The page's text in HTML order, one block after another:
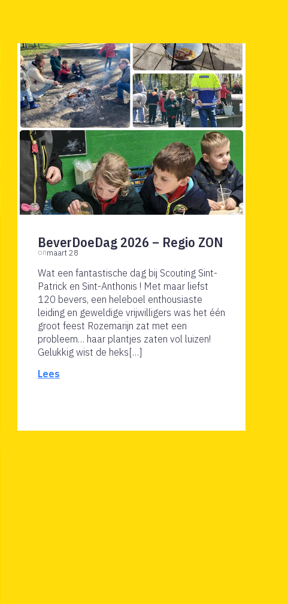
BeverDoeDag 2026 – Regio ZON
onmaart 28
Wat een fantastische dag bij Scouting Sint-
Patrick en Sint-Anthonis ! Met maar liefst
120 bevers, een heleboel enthousiaste
leiding en geweldige vrijwilligers was het één
groot feest Rozemarijn zat met een
probleem… haar plantjes zaten vol luizen!
Gelukkig wist de heks[…]
Lees